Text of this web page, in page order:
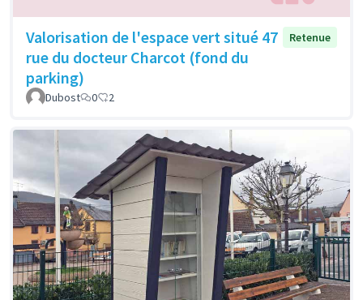
Valorisation de l'espace vert situé 47
rue du docteur Charcot (fond du
parking)
Retenue
Dubost 0 2